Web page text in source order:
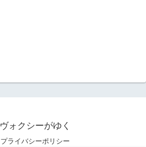
ヴォクシーがゆく
プライバシーポリシー